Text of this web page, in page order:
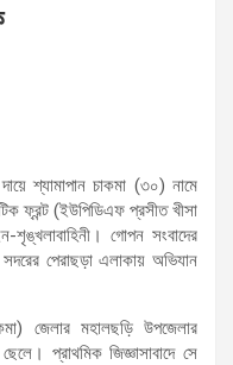
দায়ে শ্যামাপান চাকমা (৩০) নামে
ফ্রন্ট (ইউপিডিএফ প্রসীত খীসা
গোপন সংবাদের
পেরাছড়া এলাকায় অভিযান
জেলার মহালছড়ি উপজেলার
প্রাথমিক জিজ্ঞাসাবাদে সে